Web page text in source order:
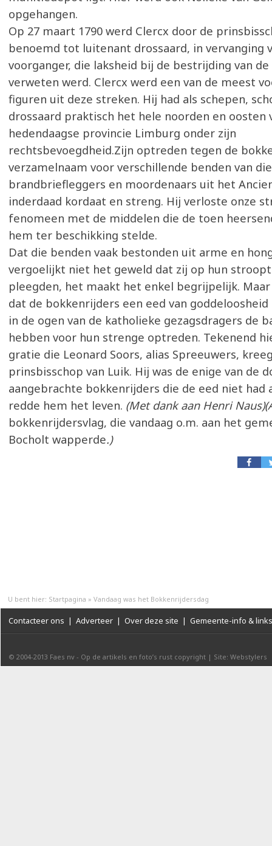
opgehangen.
Op 27 maart 1790 werd Clercx door de
benoemd tot luitenant drossaard, in vervanging
voorganger, die laksheid bij de bestrijding van
verweten werd. Clercx werd een van de meest
figuren uit deze streken. Hij had als schepen,
drossaard praktisch het hele noorden en oosten
hedendaagse provincie Limburg onder zijn
rechtsbevoegdheid.Zijn optreden tegen de
verzamelnaam voor verschillende benden van
brandbriefleggers en moordenaars uit het
inderdaad kordaat en streng. Hij verloste onze
fenomeen met de middelen die de toen
hem ter beschikking stelde.
Dat die benden vaak bestonden uit arme en
vergoelijkt niet het geweld dat zij op hun
pleegden, het maakt het enkel begrijpelijk.
dat de bokkenrijders een eed van
in de ogen van de katholieke gezagsdragers de
hebben voor hun strenge optreden. Tekenend
gratie die Leonard Soors, alias Spreeuwers,
prinsbisschop van Luik. Hij was de enige van de
aangebrachte bokkenrijders die de eed niet had
redde hem het leven. (Met dank aan Henri
bokkenrijdersvlag, die vandaag o.m. aan het
Bocholt wapperde.)
U bent hier: Startpagina » Vandaag was het Bokkenrijdersdag
Contacteer ons | Adverteer | Over deze site | Gemeente-info & links
© 2004-2013 Faes nv - Op de artikels en foto’s rust copyright | Site: Webstylers